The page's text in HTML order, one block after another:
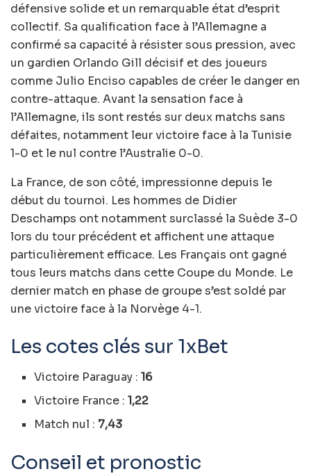
défensive solide et un remarquable état d’esprit
collectif. Sa qualification face à l’Allemagne a
confirmé sa capacité à résister sous pression, avec
un gardien Orlando Gill décisif et des joueurs
comme Julio Enciso capables de créer le danger en
contre-attaque. Avant la sensation face à
l’Allemagne, ils sont restés sur deux matchs sans
défaites, notamment leur victoire face à la Tunisie
1-0 et le nul contre l’Australie 0-0.
La France, de son côté, impressionne depuis le
début du tournoi. Les hommes de Didier
Deschamps ont notamment surclassé la Suède 3-0
lors du tour précédent et affichent une attaque
particulièrement efficace. Les Français ont gagné
tous leurs matchs dans cette Coupe du Monde. Le
dernier match en phase de groupe s’est soldé par
une victoire face à la Norvège 4-1.
Les cotes clés sur 1xBet
Victoire Paraguay :16
Victoire France :1,22
Match nul : 7,43
Conseil et pronostic